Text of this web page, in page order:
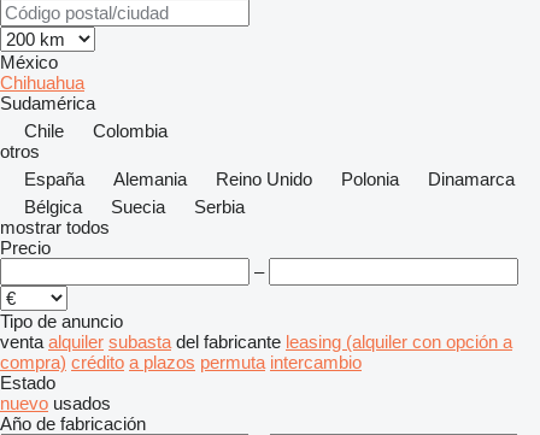
México
Chihuahua
Sudamérica
Chile
Colombia
otros
España
Alemania Reino Unido Polonia
Dinamarca
Bélgica
Suecia
Serbia
mostrar todos
Precio
–
Tipo de anuncio
venta alquiler subasta del fabricante leasing (alquiler con opción a
compra) crédito a plazos permuta intercambio
Estado
nuevo usados
Año de fabricación